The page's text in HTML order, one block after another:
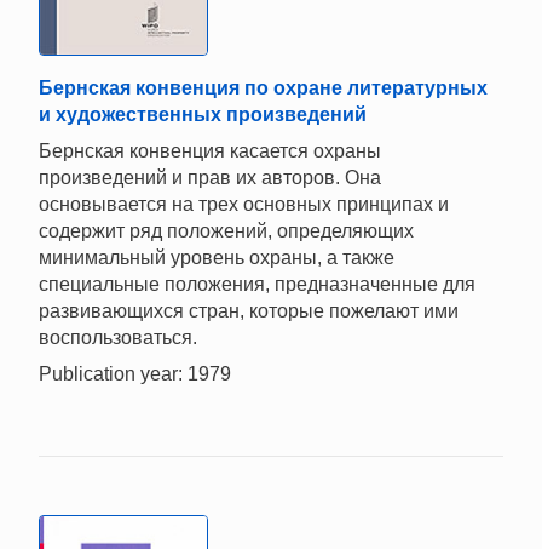
Бернская конвенция по охране литературных
и художественных произведений
Бернская конвенция касается охраны
произведений и прав их авторов. Она
основывается на трех основных принципах и
содержит ряд положений, определяющих
минимальный уровень охраны, а также
специальные положения, предназначенные для
развивающихся стран, которые пожелают ими
воспользоваться.
Publication year: 1979